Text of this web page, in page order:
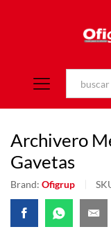
Archivero
Gavetas
Brand: Ofigrup